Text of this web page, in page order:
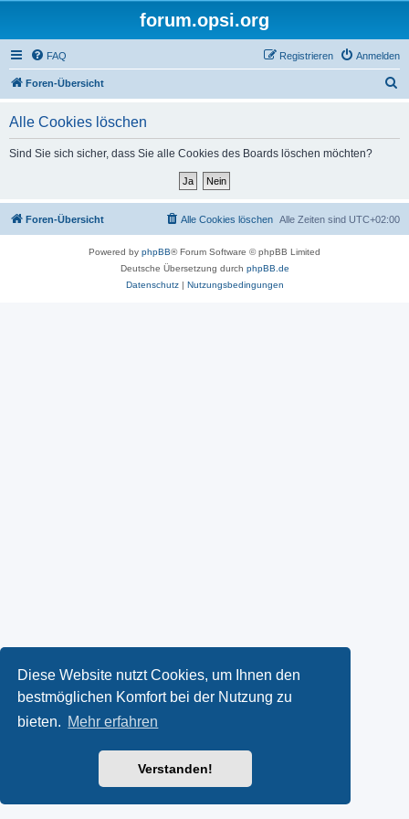
Diese Website nutzt Cookies, um Ihnen den
bestmöglichen Komfort bei der Nutzung zu
bieten. Mehr erfahren
Verstanden!
forum.opsi.org
FAQ Anmelden
Registrieren
Foren-Übersicht
Alle Cookies löschen
Sind Sie sich sicher, dass Sie alle Cookies des Boards löschen möchten?
Foren-Übersicht Alle Zeiten sind UTC+02:00
Alle Cookies löschen
Powered by phpBB® Forum Software © phpBB Limited
Deutsche Übersetzung durch phpBB.de
Datenschutz| Nutzungsbedingungen